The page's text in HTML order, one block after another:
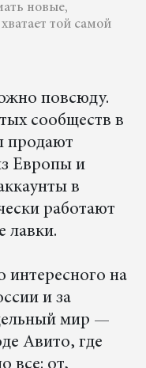
новые,
той самой
повсюду.
сообществ в
продают
Европы и
в
работают
лавки.
на
и за
мир —
Авито, где